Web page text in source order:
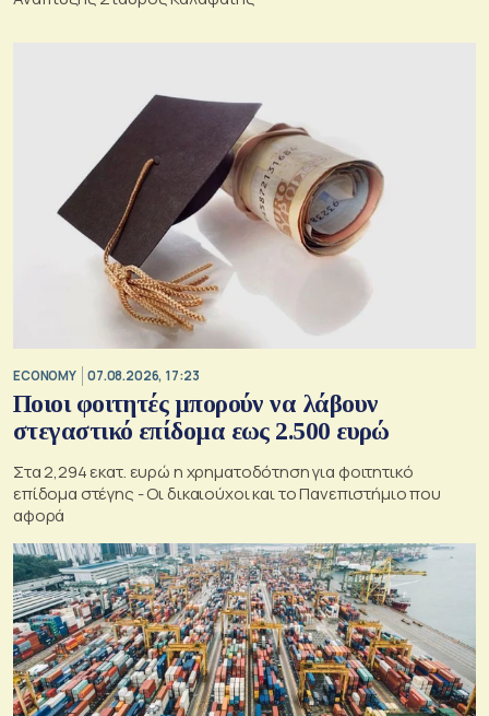
ECONOMY 07.08.2026, 17:23
Ποιοι φοιτητές μπορούν να λάβουν
στεγαστικό επίδομα εως 2.500 ευρώ
Στα 2,294 εκατ. ευρώ η χρηματοδότηση για φοιτητικό
επίδομα στέγης - Οι δικαιούχοι και το Πανεπιστήμιο που
αφορά